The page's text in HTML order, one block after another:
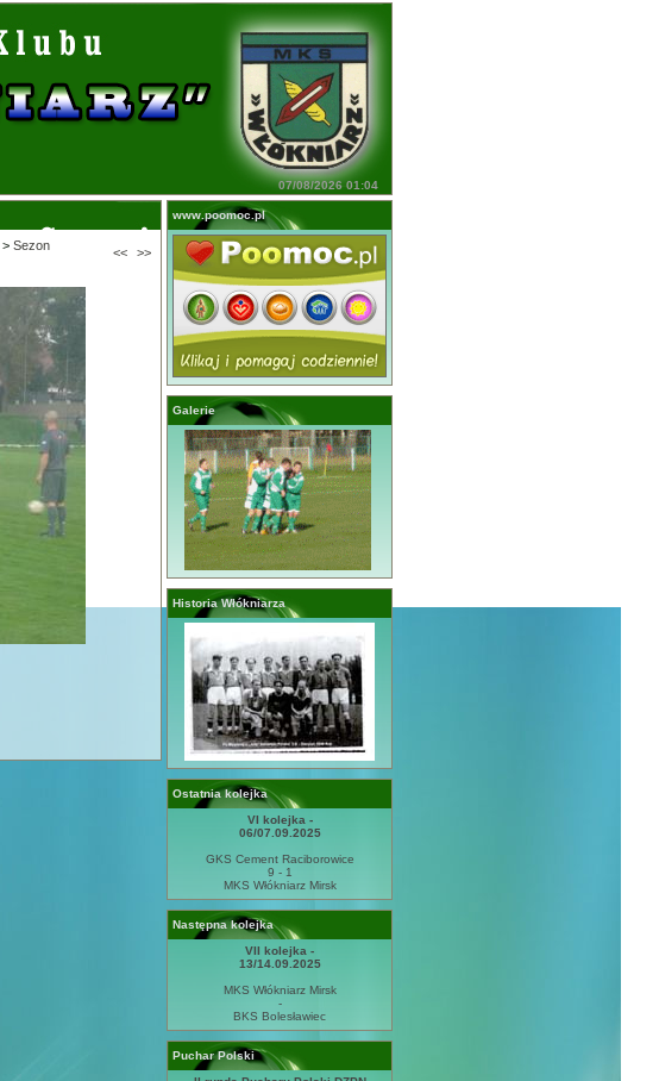
07/08/2026 01:04
> Sezon
<< >>
www.poomoc.pl
Galerie
Historia Włókniarza
Ostatnia kolejka
VI kolejka -
06/07.09.2025
GKS Cement Raciborowice
9 - 1
MKS Włókniarz Mirsk
Następna kolejka
VII kolejka -
13/14.09.2025
MKS Włókniarz Mirsk
-
BKS Bolesławiec
Puchar Polski